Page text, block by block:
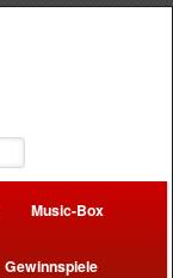
Music-Box
Gewinnspiele